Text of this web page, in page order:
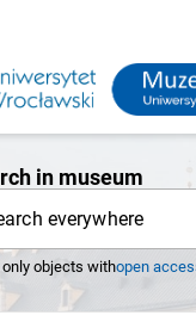
in museum
everywhere
only objects withopen